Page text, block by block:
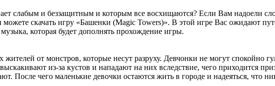
слабым и беззащитным и которым все восхищаются? Если Вам надоели
скачать игру «Башенки (Magic Towers)». В этой игре Вас ожидают
которая будет дополнять прохождение игры.
от монстров, которые несут разруху. Девчонки не могут спокойно
из-за кустов и нападают на них вследствие, чего приходится
После чего маленькие девочки остаются жить в городе и надеяться, что